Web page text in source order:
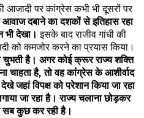
आजादी पर कांग्रेस कभी भी दूसरों पर
आवाज दबाने का दशकों से इतिहास रहा
भी देखा। इसके बाद राजीव गांधी की
को कमजोर करने का प्रयास किया।
चुभती है। अगर कोई क्रूर राज्य शक्ति
चाहता है,तो वह कांग्रेस के आशीर्वाद
देखे जहां विपक्ष को परेशान किया जा रहा
जा रहा है। राज्य चलाना छोड़कर
सब कुछ कर रही है।